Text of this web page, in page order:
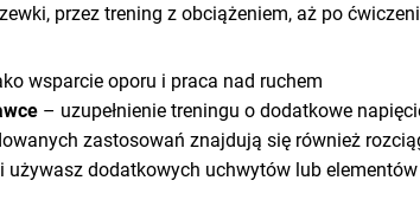
przez trening z obciążeniem, aż po
wsparcie oporu i praca nad ruchem
– uzupełnienie treningu o dodatkowe
zastosowań znajdują się również
używasz dodatkowych uchwytów lub